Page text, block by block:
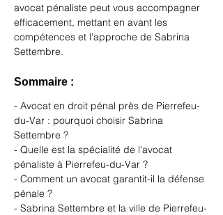
avocat pénaliste peut vous accompagner
efficacement, mettant en avant les
compétences et l'approche de Sabrina
Settembre.
Sommaire :
- Avocat en droit pénal près de Pierrefeu-
du-Var : pourquoi choisir Sabrina
Settembre ?
- Quelle est la spécialité de l'avocat
pénaliste à Pierrefeu-du-Var ?
- Comment un avocat garantit-il la défense
pénale ?
- Sabrina Settembre et la ville de Pierrefeu-